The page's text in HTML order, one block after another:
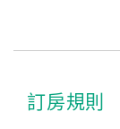
訂房規則